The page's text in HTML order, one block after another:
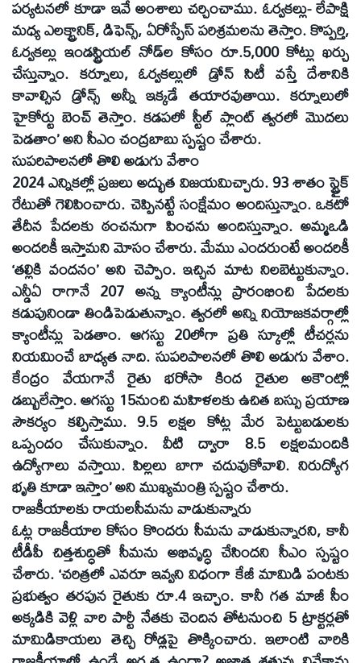
పర్యటనలో కూడా ఇవే అంశాలు చర్చించాము. ఓర్వకల్లు- లేపాక్షి
మధ్య ఎలక్ట్రానిక్‌, డిఫెన్స్‌, ఏరోస్పేస్‌ పరిశ్రమలను తెస్తాం. కొప్పర్తి,
ఓర్వకల్లు ఇండస్ట్రియల్‌ నోడ్‌ల కోసం రూ.5,000 కోట్లు ఖర్చు
చేస్తున్నాం. కర్నూలు, ఓర్వకల్లులో డ్రోన్‌ సిటీ వస్తే దేశానికి
కావాల్సిన డ్రోన్స్‌ అన్నీ ఇక్కడే తయారవుతాయి. కర్నూలులో
హైకోర్టు బెంచ్‌ తెస్తాం. కడపలో స్టీల్‌ ప్లాంట్‌ త్వరలో మొదలు
పెడతాం’ అని సీఎం చంద్రబాబు స్పష్టం చేశారు.
సుపరిపాలనలో తొలి అడుగు వేశాం
2024 ఎన్నికల్లో ప్రజలు అద్భుత విజయమిచ్చారు. 93 శాతం స్ట్రైక్‌
రేటుతో గెలిపించారు. చెప్పినట్టే సంక్షేమం అందిస్తున్నాం. ఒకటో
తేదీన పేదలకు ఠంచనుగా పింఛను అందిస్తున్నాం. అమ్మఒడి
అందరికీ ఇస్తామని మోసం చేశారు. మేము ఎందరుంటే అందరికీ
‘తల్లికి వందనం’ అని చెప్పాం. ఇచ్చిన మాట నిలబెట్టుకున్నాం.
ఎన్డీఏ రాగానే 207 అన్న క్యాంటీన్లు ప్రారంభించి పేదలకు
కడుపునిండా తిండిపెడుతున్నాం. త్వరలో అన్ని నియోజకవర్గాల్లో
క్యాంటీన్లు పెడతాం. ఆగస్టు 20లోగా ప్రతి స్కూల్లో టీచర్లను
నియమించే బాధ్యత నాది. సుపరిపాలనలో తొలి అడుగు వేశాం.
కేంద్రం వేయగానే రైతు భరోసా కింద రైతుల అకౌంట్లో
డబ్బులేస్తాం. ఆగస్టు 15నుంచి మహిళలకు ఉచిత బస్సు ప్రయాణ
సౌకర్యం కల్పిస్తాము. 9.5 లక్షల కోట్ల మేర పెట్టుబడులకు
ఒప్పందం చేసుకున్నాం. వీటి ద్వారా 8.5 లక్షలమందికి
ఉద్యోగాలు వస్తాయి. పిల్లలు బాగా చదువుకోవాలి. నిరుద్యోగ
భృతి కూడా ఇస్తాం’ అని ముఖ్యమంత్రి స్పష్టం చేశారు.
రాజకీయాలకు రాయలసీమను వాడుకున్నారు
ఓట్ల రాజకీయాల కోసం కొందరు సీమను వాడుకున్నారని, కానీ
టీడీపీ చిత్తశుద్ధితో సీమను అభివృద్ధి చేసిందని సీఎం స్పష్టం
చేశారు. ‘చరిత్రలో ఎవరూ ఇవ్వని విధంగా కేజీ మామిడి పంటకు
ప్రభుత్వం తరపున రైతుకు రూ.4 ఇచ్చాం. కానీ గత మాజీ సీం
అక్కడికి వెళ్లి వారి పార్టీ నేతకు చెందిన తోటనుంచి 5 ట్రాక్టర్లతో
మామిడికాయలు తెచ్చి రోడ్లపై తొక్కించారు. ఇలాంటి వారికి